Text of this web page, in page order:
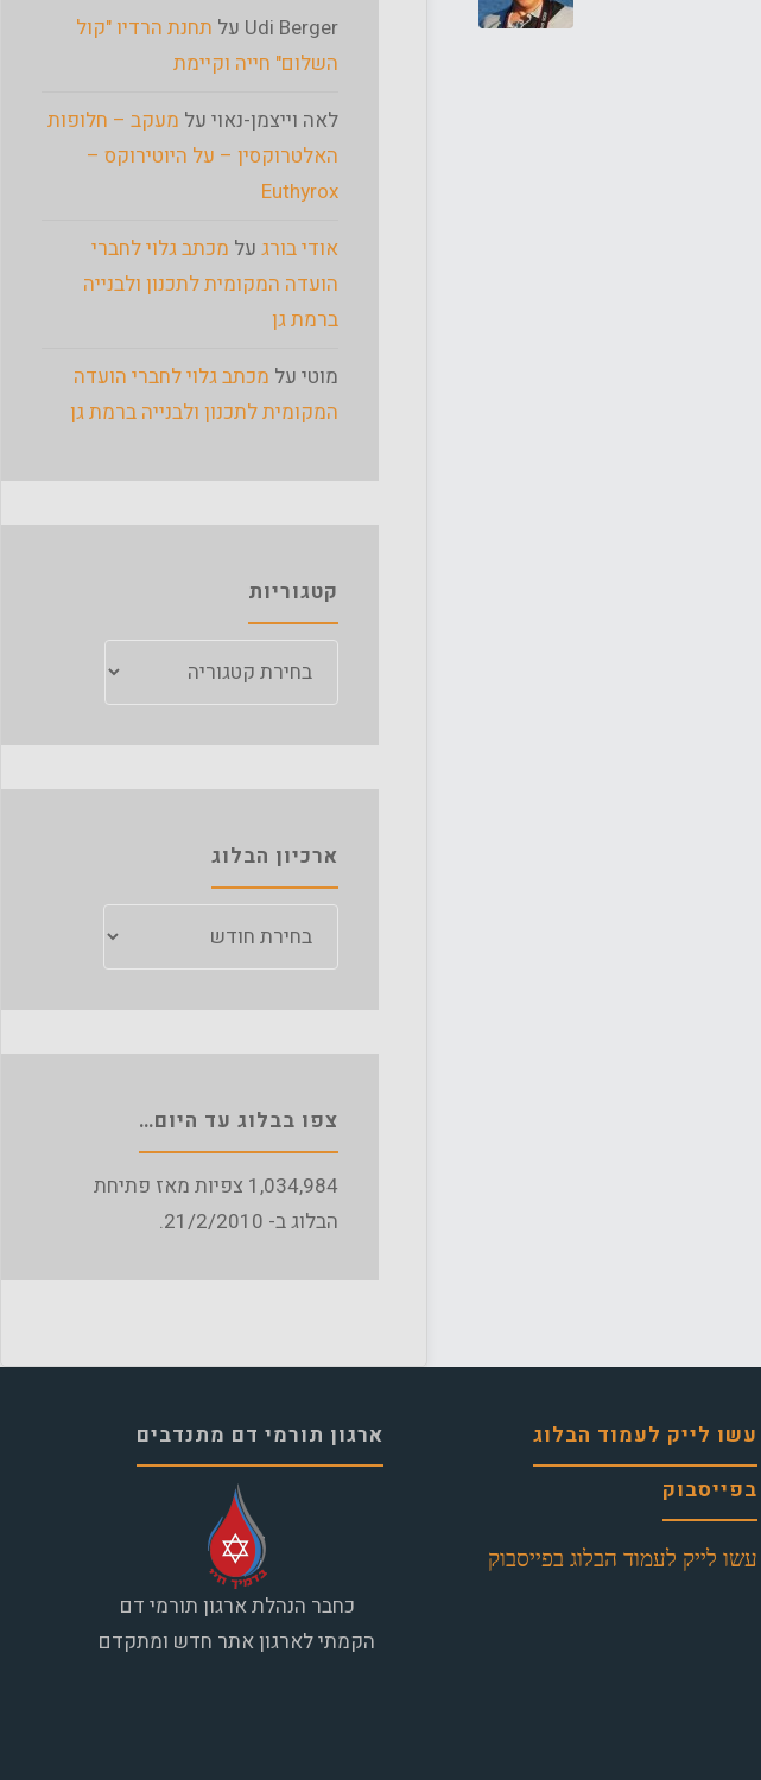
Udi Berger על תחנת הרדיו "קול
השלום" חייה וקיימת
לאה וייצמן-נאוי על מעקב – חלופות
האלטרוקסין – על היוטירוקס –
Euthyrox
אודי בורג על מכתב גלוי לחברי
הועדה המקומית לתכנון ולבנייה
ברמת גן
מוטי על מכתב גלוי לחברי הועדה
המקומית לתכנון ולבנייה ברמת גן
קטגוריות
ארכיון הבלוג
צפו בבלוג עד היום…
1,034,984 צפיות מאז פתיחת
הבלוג ב- 21/2/2010.
עשו לייק לעמוד הבלוג
בפייסבוק
עשו לייק לעמוד הבלוג בפייסבוק
ארגון תורמי דם מתנדבים
כחבר הנהלת ארגון תורמי דם
הקמתי לארגון אתר חדש ומתקדם